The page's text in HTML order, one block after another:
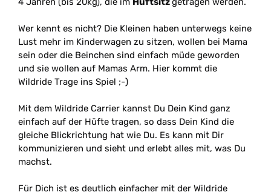
Wer kennt es nicht? Die Kleinen haben unterwegs keine
Lust mehr im Kinderwagen zu sitzen, wollen bei Mama
sein oder die Beinchen sind einfach müde geworden
und sie wollen auf Mamas Arm. Hier kommt die
Wildride Trage ins Spiel ;-)
Mit dem Wildride Carrier kannst Du Dein Kind ganz
einfach auf der Hüfte tragen, so dass Dein Kind die
gleiche Blickrichtung hat wie Du. Es kann mit Dir
kommunizieren und sieht und erlebt alles mit, was Du
machst.
Für Dich ist es deutlich einfacher mit der Wildride